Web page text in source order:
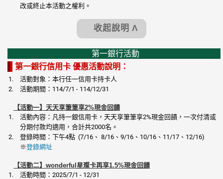
改或終止本活動之權利。
收起說明 Λ
第一銀行活動
第一銀行信用卡 優惠活動說明：
活動對象：本行任一信用卡持卡人
活動期間：114/7/1 - 114/12/31
【活動一】天天享筆筆享2%現金回饋
活動內容：凡持一銀信用卡，天天享筆筆享2%現金回饋，一次付清或
分期付款均適用，合計共2000名。
登錄時間：下午4點 (7/16、 8/16、9/16、10/16、11/17、12/16)
※登錄網址
【活動二】wonderful星璨卡再享1.5%現金回饋
活動時間：2025/7/1 - 12/31